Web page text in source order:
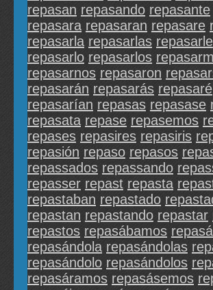
repasan repasando repasante
repasara repasaran repasare
repasarla repasarlas repasarle
repasarlo repasarlos
repasarnos repasaron
repasarán repasarás repasaré
repasarían repasas repasase
repasata repase repasemos
repases repasires repasiris
repasión repaso repasos
repassados repassando
repasser repast repasta
repastaban repastado
repastan repastando repastar
repastos repasábamos
repasándola repasándolas
repasándolo repasándolos
repasáramos repasásemos